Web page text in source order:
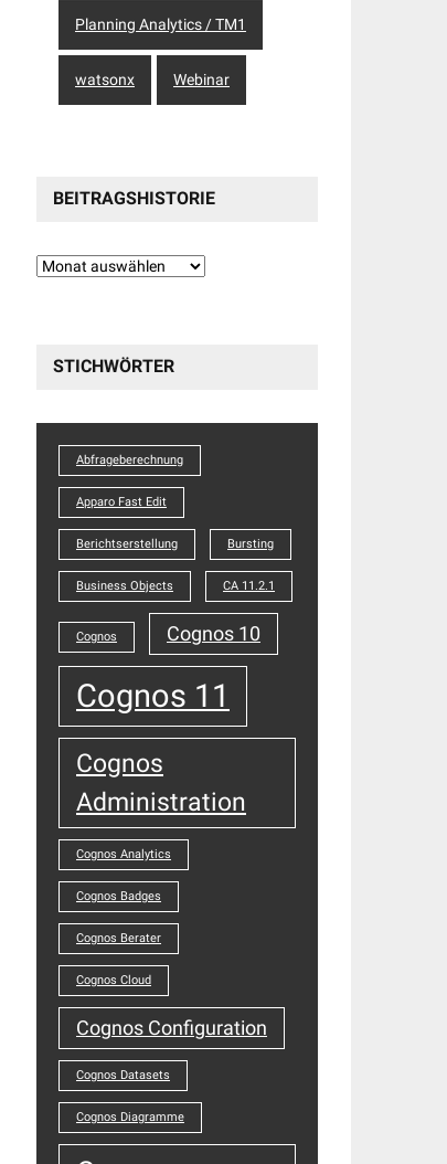
Planning Analytics / TM1
watsonx Webinar
BEITRAGSHISTORIE
Beitragshistorie
STICHWÖRTER
Abfrageberechnung
Apparo Fast Edit
Berichtserstellung Bursting
Business Objects CA 11.2.1
Cognos Cognos 10
Cognos 11
Cognos
Administration
Cognos Analytics
Cognos Badges
Cognos Berater
Cognos Cloud
Cognos Configuration
Cognos Datasets
Cognos Diagramme